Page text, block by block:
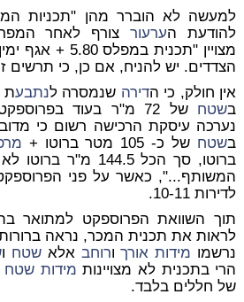
למעשה לא הוברר מהן "תכניות
להודעת הערעורצורף לאחר
מצויין "תכנית
הצדדים. יש להניח, אם כן, כי תרשים
אין חולק, כי הדירה שנמסרה לנתבעת
בשטח
של 72 מ"ר בעוד
נערכה עיסקת הרכישה רשום כי
בשטח של כ- 105 מטר ברוטו +
ברוטו, סך הכל 144.5
המשותף...", כאשר על פני הפרוספקט
לדירות 10-11.
תוך השוואת הפרוספקט למתואר
לראות את תכנית המכר, נראה
נרשמו מידות אורךורוחב אלא שטח ו
הרי בתכנית לא מצויינות מידות שטח
של חללים בלבד.